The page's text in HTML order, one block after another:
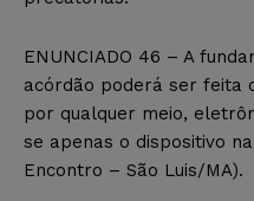
ENUNCIADO 46 – A
acórdão poderá ser feita
por qualquer meio,
se apenas o dispositivo
Encontro – São Luis/MA).